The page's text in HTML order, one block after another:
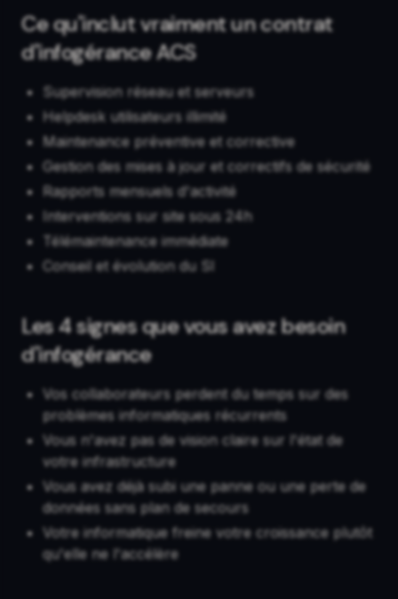
Ce qu'inclut vraiment un contrat
d'infogérance ACS
Supervision réseau et serveurs
Helpdesk utilisateurs illimité
Maintenance préventive et corrective
Gestion des mises à jour et correctifs de sécurité
Rapports mensuels d'activité
Interventions sur site sous 24h
Télémaintenance immédiate
Conseil et évolution du SI
Les 4 signes que vous avez besoin
d'infogérance
Vos collaborateurs perdent du temps sur des
problèmes informatiques récurrents
Vous n'avez pas de vision claire sur l'état de
votre infrastructure
Vous avez déjà subi une panne ou une perte de
données sans plan de secours
Votre informatique freine votre croissance plutôt
qu'elle ne l'accélère